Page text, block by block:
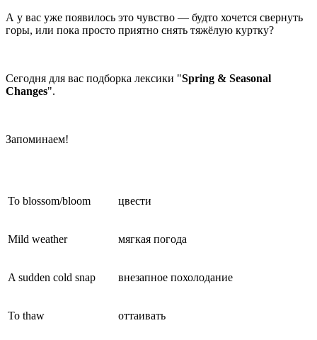
А у вас уже появилось это чувство — будто хочется свернуть
горы, или пока просто приятно снять тяжёлую куртку?
Сегодня для вас подборка лексики "Spring & Seasonal
Changes".
Запоминаем!
To blossom/bloom цвести
Mild weather мягкая погода
A sudden cold snap внезапное похолодание
To thaw оттаивать